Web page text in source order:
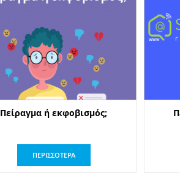
Πείραγμα ή εκφοβισμός;
ΠΕΡΙΣΣΟΤΕΡΑ